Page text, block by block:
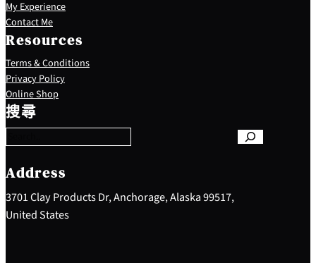
My Experience
Contact Me
Resources
Terms & Conditions
Privacy Policy
Online Shop
搜尋
S
e
a
c
h
Address
3701 Clay Products Dr, Anchorage, Alaska 99517,
United States